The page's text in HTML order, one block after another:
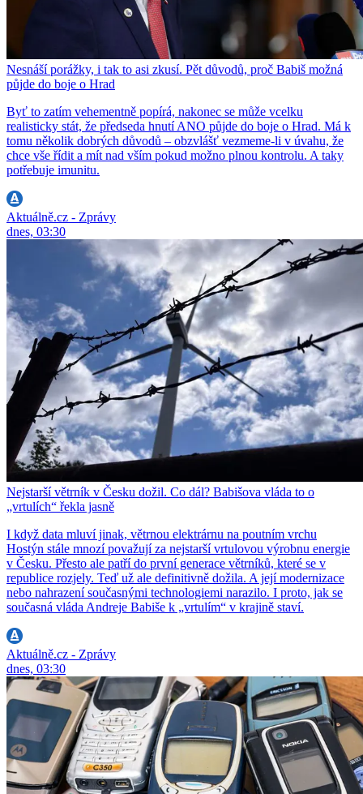
Nesnáší porážky, i tak to asi zkusí. Pět důvodů, proč Babiš možná
půjde do boje o Hrad
Byť to zatím vehementně popírá, nakonec se může vcelku
realisticky stát, že předseda hnutí ANO půjde do boje o Hrad. Má k
tomu několik dobrých důvodů – obzvlášť vezmeme-li v úvahu, že
chce vše řídit a mít nad vším pokud možno plnou kontrolu. A taky
potřebuje imunitu.
Aktuálně.cz - Zprávy
dnes, 03:30
Nejstarší větrník v Česku dožil. Co dál? Babišova vláda to o
„vrtulích“ řekla jasně
I když data mluví jinak, větrnou elektrárnu na poutním vrchu
Hostýn stále mnozí považují za nejstarší vrtulovou výrobnu energie
v Česku. Přesto ale patří do první generace větrníků, které se v
republice rozjely. Teď už ale definitivně dožila. A její modernizace
nebo nahrazení současnými technologiemi narazilo. I proto, jak se
současná vláda Andreje Babiše k „vrtulím“ v krajině staví.
Aktuálně.cz - Zprávy
dnes, 03:30